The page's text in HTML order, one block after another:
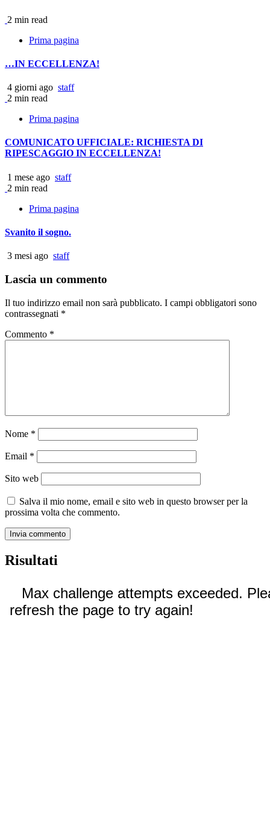
2 min read
Prima pagina
…IN ECCELLENZA!
4 giorni ago staff
2 min read
Prima pagina
COMUNICATO UFFICIALE: RICHIESTA DI
RIPESCAGGIO IN ECCELLENZA!
1 mese ago staff
2 min read
Prima pagina
Svanito il sogno.
3 mesi ago staff
Lascia un commento
Il tuo indirizzo email non sarà pubblicato. I campi obbligatori sono
contrassegnati *
Commento *
Nome *
Email *
Sito web
Salva il mio nome, email e sito web in questo browser per la
prossima volta che commento.
Risultati